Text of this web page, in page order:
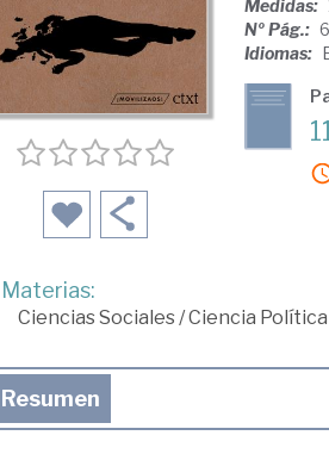
Medidas:
Nº Pág.:
Idiomas:
Materias:
Ciencias Sociales/Ciencia Política
Resumen